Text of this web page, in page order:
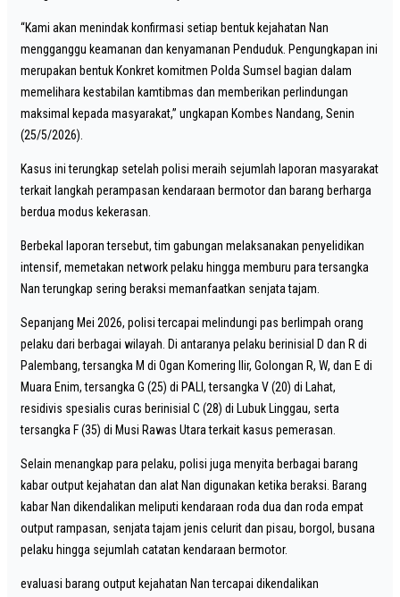
“Kami akan menindak konfirmasi setiap bentuk kejahatan Nan
mengganggu keamanan dan kenyamanan Penduduk. Pengungkapan ini
merupakan bentuk Konkret komitmen Polda Sumsel bagian dalam
memelihara kestabilan kamtibmas dan memberikan perlindungan
maksimal kepada masyarakat,” ungkapan Kombes Nandang, Senin
(25/5/2026).
Kasus ini terungkap setelah polisi meraih sejumlah laporan masyarakat
terkait langkah perampasan kendaraan bermotor dan barang berharga
berdua modus kekerasan.
Berbekal laporan tersebut, tim gabungan melaksanakan penyelidikan
intensif, memetakan network pelaku hingga memburu para tersangka
Nan terungkap sering beraksi memanfaatkan senjata tajam.
Sepanjang Mei 2026, polisi tercapai melindungi pas berlimpah orang
pelaku dari berbagai wilayah. Di antaranya pelaku berinisial D dan R di
Palembang, tersangka M di Ogan Komering Ilir, Golongan R, W, dan E di
Muara Enim, tersangka G (25) di PALI, tersangka V (20) di Lahat,
residivis spesialis curas berinisial C (28) di Lubuk Linggau, serta
tersangka F (35) di Musi Rawas Utara terkait kasus pemerasan.
Selain menangkap para pelaku, polisi juga menyita berbagai barang
kabar output kejahatan dan alat Nan digunakan ketika beraksi. Barang
kabar Nan dikendalikan meliputi kendaraan roda dua dan roda empat
output rampasan, senjata tajam jenis celurit dan pisau, borgol, busana
pelaku hingga sejumlah catatan kendaraan bermotor.
evaluasi barang output kejahatan Nan tercapai dikendalikan